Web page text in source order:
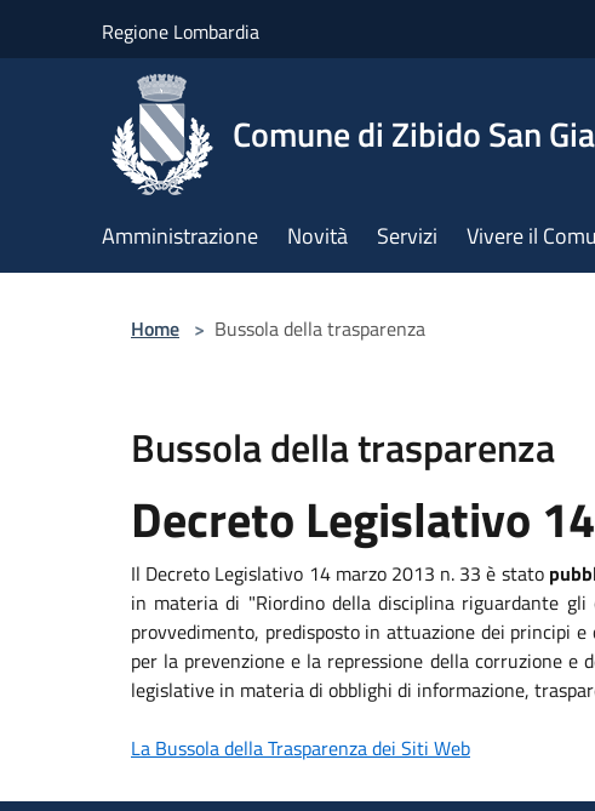
Regione Lombardia
Comune di Zibido San
Amministrazione Novità Servizi Vivere il
Home > Bussola della trasparenza
Bussola della trasparenza
Decreto Legislativo
Il Decreto Legislativo 14 marzo 2013 n. 33 è stato
in materia di "Riordino della disciplina riguardante
provvedimento, predisposto in attuazione dei principi
per la prevenzione e la repressione della corruzione
legislative in materia di obblighi di informazione,
La Bussola della Trasparenza dei Siti Web